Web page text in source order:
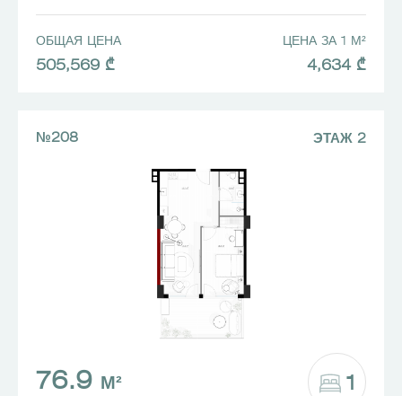
ОБЩАЯ ЦЕНА
505,569 ₾
ЦЕНА ЗА 1 М²
4,634 ₾
№208 ЭТАЖ 2
76.9 М² 1